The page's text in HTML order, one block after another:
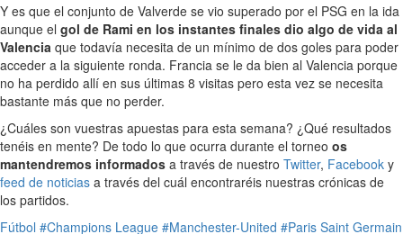
Y es que el conjunto de Valverde se vio superado por el PSG en la ida
aunque el gol de Rami en los instantes finales dio algo de vida al
Valencia que todavía necesita de un mínimo de dos goles para poder
acceder a la siguiente ronda. Francia se le da bien al Valencia porque
no ha perdido allí en sus últimas 8 visitas pero esta vez se necesita
bastante más que no perder.
¿Cuáles son vuestras apuestas para esta semana? ¿Qué resultados
tenéis en mente? De todo lo que ocurra durante el torneo os
mantendremos informados a través de nuestro Twitter, Facebook y
feed de noticias a través del cuál encontraréis nuestras crónicas de
los partidos.
Fútbol #Champions League #Manchester-United #Paris Saint Germain